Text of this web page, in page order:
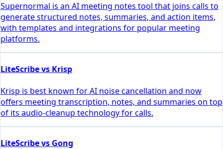
Supernormal is an AI meeting notes tool that joins calls to
generate structured notes, summaries, and action items,
with templates and integrations for popular meeting
platforms.
LiteScribe vs Krisp
Krisp is best known for AI noise cancellation and now
offers meeting transcription, notes, and summaries on top
of its audio-cleanup technology for calls.
LiteScribe vs Gong